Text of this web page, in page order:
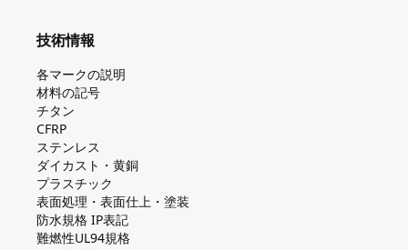
技術情報
各マークの説明
材料の記号
チタン
CFRP
ステンレス
ダイカスト・⻩銅
プラスチック
表面処理・表面仕上・塗装
防⽔規格 IP表記
難燃性UL94規格